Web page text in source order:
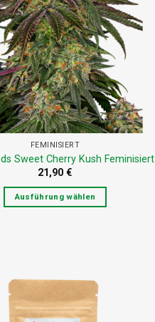
FEMINISIERT
Sweet Cherry Kush Feminisiert
21,90€
Ausführung wählen
Varianten
Die